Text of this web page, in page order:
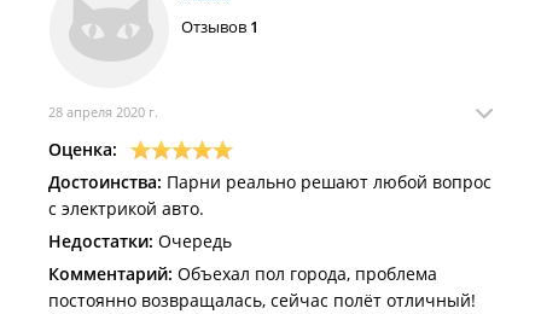
Отзывов 1
28 апреля 2020 г.
Оценка:
Достоинства: Парни реально решают любой вопрос
с электрикой авто.
Недостатки: Очередь
Комментарий: Объехал пол города, проблема
постоянно возвращалась, сейчас полёт отличный!